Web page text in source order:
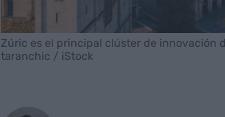
Zúric es el principal clúster de innovación
taranchic / iStock